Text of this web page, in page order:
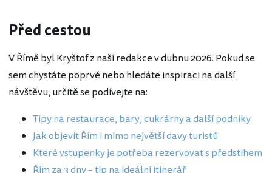
Před cestou
V Římě byl Kryštof z naší redakce v dubnu 2026. Pokud se
sem chystáte poprvé nebo hledáte inspiraci na další
návštěvu, určitě se podívejte na:
Tipy na restaurace, bary, cukrárny a další podniky
Jak objevit Řím i mimo největší davy turistů
Které vstupenky je potřeba rezervovat s předstihem
Řím za 3 dny – tip na ideální itinerář